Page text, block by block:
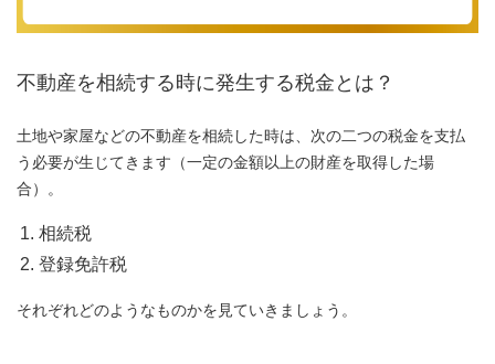
不動産を相続する時に発生する税金とは？
土地や家屋などの不動産を相続した時は、次の二つの税金を支払
う必要が生じてきます（一定の金額以上の財産を取得した場
合）。
相続税
登録免許税
それぞれどのようなものかを見ていきましょう。